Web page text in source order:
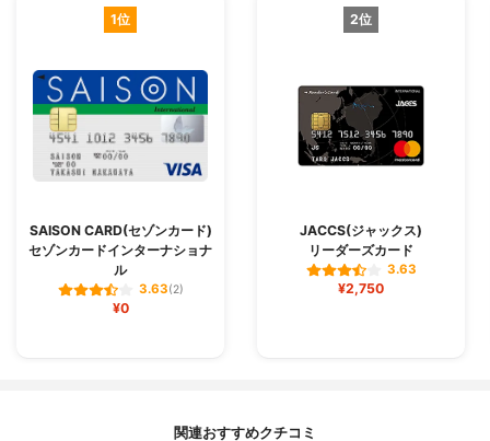
1位
SAISON CARD(セゾンカード)
セゾンカードインターナショナ
ル
3.63(2)
¥0
2位
JACCS(ジャックス)
リーダーズカード
3.63
¥2,750
関連おすすめクチコミ